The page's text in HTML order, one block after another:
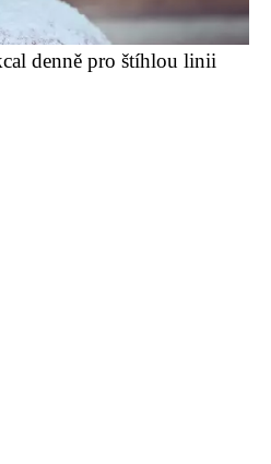
denně pro štíhlou linii